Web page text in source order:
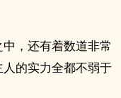
，还有着数道非常
的实力全都不弱于